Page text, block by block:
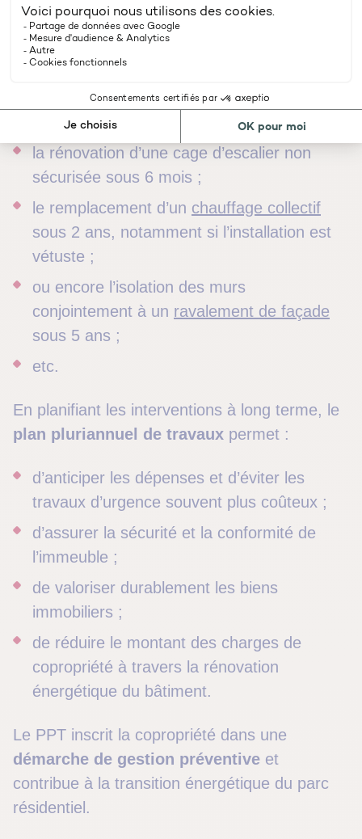
copropriétésà entretenir leur patrimoine, à
prévenir les dégradations et à améliorer la
performance énergétique du bâti.
En ce sens, le PPT peut prévoir par exemple :
la rénovation d’une cage d’escalier non
sécurisée sous 6 mois ;
le remplacement d’un chauffage collectif
sous 2 ans, notamment si l’installation est
vétuste ;
ou encore l’isolation des murs
conjointement à un ravalement de façade
sous 5 ans ;
etc.
En planifiant les interventions à long terme, le
plan pluriannuel de travaux permet :
d’anticiper les dépenses et d’éviter les
travaux d’urgence souvent plus coûteux ;
d’assurer la sécurité et la conformité de
l’immeuble ;
de valoriser durablement les biens
immobiliers ;
de réduire le montant des charges de
copropriété à travers la rénovation
énergétique du bâtiment.
Le PPT inscrit la copropriété dans une
démarche de gestion préventive et
contribue à la transition énergétique du parc
résidentiel.